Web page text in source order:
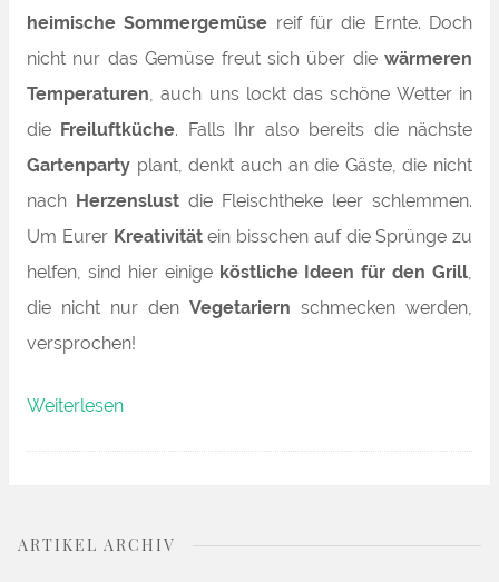
heimische Sommergemüse reif für die Ernte. Doch
nicht nur das Gemüse freut sich über die wärmeren
Temperaturen, auch uns lockt das schöne Wetter in
die Freiluftküche. Falls Ihr also bereits die nächste
Gartenparty plant, denkt auch an die Gäste, die nicht
nach Herzenslust die Fleischtheke leer schlemmen.
Um Eurer Kreativitätein bisschen auf die Sprünge zu
helfen, sind hier einige köstliche Ideen für den Grill,
die nicht nur den Vegetariern schmecken werden,
versprochen!
Weiterlesen„Endlich
für
ARTIKEL ARCHIV